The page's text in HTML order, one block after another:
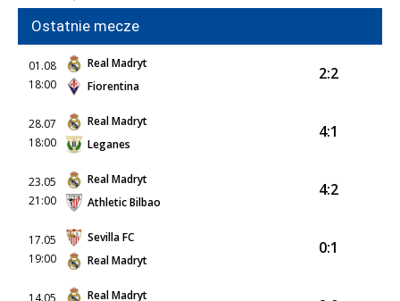
Ostatnie mecze
01.08
18:00
Real Madryt
Fiorentina
2:2
28.07
18:00
Real Madryt
Leganes
4:1
23.05
21:00
Real Madryt
Athletic Bilbao
4:2
17.05
19:00
Sevilla FC
Real Madryt
0:1
14.05
Real Madryt